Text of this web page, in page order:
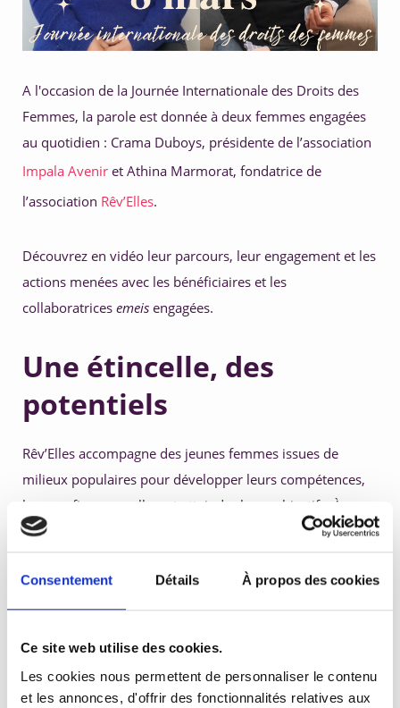
Consentement Détails À propos des cookies
Ce site web utilise des cookies.
Les cookies nous permettent de personnaliser le contenu
et les annonces, d'offrir des fonctionnalités relatives aux
5. Développer ses compétences
A l'occasion de la Journée Internationale des Droits des
Femmes, la parole est donnée à deux femmes engagées
Impala Avenir et Athina Marmorat, fondatrice de
l’association Rêv’Elles.
Découvrez en vidéo leur parcours, leur engagement et les
actions menées avec les bénéficiaires et les
collaboratrices emeis engagées.
Une étincelle, des
potentiels
Rêv’Elles accompagne des jeunes femmes issues de
milieux populaires pour développer leurs compétences,
leur confiance en elles, et atteindre leurs objectifs. À
travers cette interview, Athina Marmorat parle de son
parcours et de l'impact des actions menées avec les
collaboratrices
auprès des jeunes bénéficiaires.
leurs rêves.